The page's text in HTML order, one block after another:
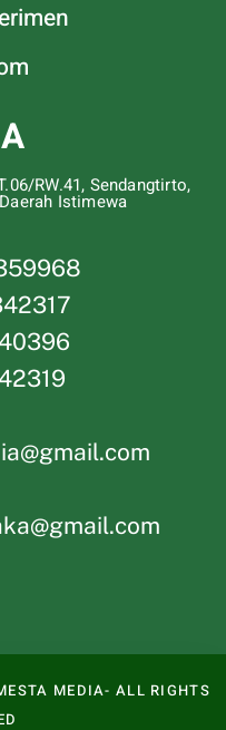
RW.41, Sendangtirto,
Istimewa
MEDIA- ALL RIGHTS